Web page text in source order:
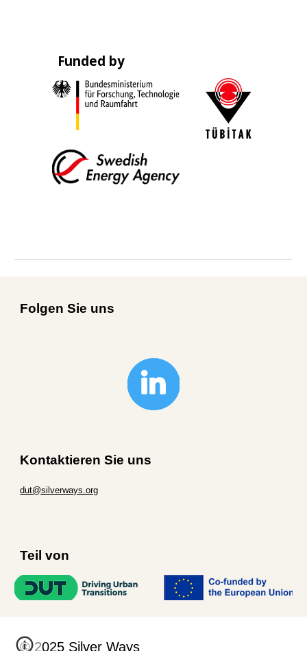
Funded by
Folgen Sie uns
Kontaktieren Sie uns
dut@silverways.org
Teil von
© 2025 Silver Ways